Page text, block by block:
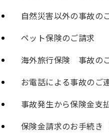
自然災害以外の事故の
ペット保険のご請求
海外旅行保険 事故の
お電話による事故のご
事故発生から保険金支
保険金請求のお手続き